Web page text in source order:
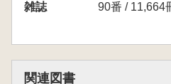
雑誌
90番 / 11,664
関連図書